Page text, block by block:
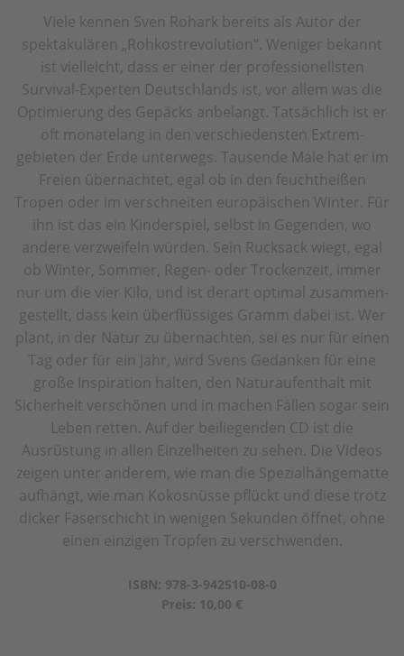
Viele kennen Sven Rohark bereits als Autor der
spektakulären „Roh­kost­revolution“. Weniger be­kannt
ist vielleicht, dass er einer der pro­fes­sio­nell­sten
Survival-Experten Deutschlands ist, vor allem was die
Opti­mierung des Gepäcks anbe­langt. Tatsächlich ist er
oft monatelang in den ver­schiedensten Extrem­
gebieten der Erde unterwegs. Tausende Male hat er im
Freien übernachtet, egal ob in den feuchtheißen
Tropen oder im ver­schnei­ten europäischen Winter. Für
ihn ist das ein Kinder­­spiel, selbst in Gegenden, wo
andere ver­zweifeln würden. Sein Ruck­sack wiegt, egal
ob Winter, Sommer, Regen- oder Trocken­zeit, immer
nur um die vier Kilo, und ist derart optimal zu­sammen­
ge­stellt, dass kein überflüssiges Gramm dabei ist. Wer
plant, in der Natur zu über­nachten, sei es nur für einen
Tag oder für ein Jahr, wird Svens Gedanken für eine
große Inspiration halten, den Natur­auf­ent­halt mit
Sicherheit verschönen und in machen Fällen sogar sein
Leben retten. Auf der beiliegenden CD ist die
Ausrüstung in allen Einzelheiten zu sehen. Die Videos
zeigen unter anderem, wie man die Spezial­hänge­matte
auf­hängt, wie man Kokosnüsse pflückt und diese trotz
dicker Faser­schicht in wenigen Sekun­den öffnet, ohne
einen einzigen Tropfen zu ver­schwen­den.
ISBN: 978-3-942510-08-0
Preis: 10,00 €